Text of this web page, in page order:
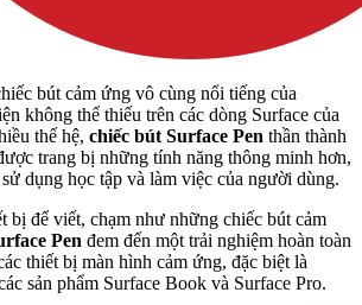
bút cảm ứng vô cùng nổi tiếng của
không thể thiếu trên các dòng Surface của
thế hệ, chiếc bút Surface Pen thần thành
trang bị những tính năng thông minh hơn,
dụng học tập và làm việc của người dùng.
bị để viết, chạm như những chiếc bút cảm
Pen đem đến một trải nghiệm hoàn toàn
thiết bị màn hình cảm ứng, đặc biệt là
sản phẩm Surface Book và Surface Pro.